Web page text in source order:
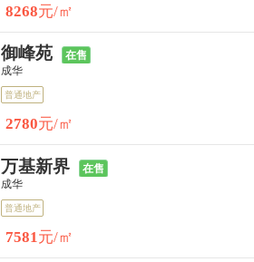
8268元/㎡
御峰苑
在售
成华
普通地产
2780元/㎡
万基新界
在售
成华
普通地产
7581元/㎡